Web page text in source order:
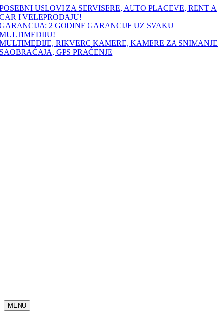
Skip
to
content
POSEBNI USLOVI ZA SERVISERE, AUTO PLACEVE, RENT A
CAR I VELEPRODAJU!
GARANCIJA: 2 GODINE GARANCIJE UZ SVAKU
MULTIMEDIJU!
MULTIMEDIJE, RIKVERC KAMERE, KAMERE ZA SNIMANJE
SAOBRAĆAJA, GPS PRAĆENJE
MENU